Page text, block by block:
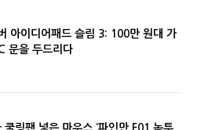
아이디어패드 슬림 3: 100만 원대 가
문을 두드리다
쿨링팬 넣은 마우스 ‘파인만 F01 녹투